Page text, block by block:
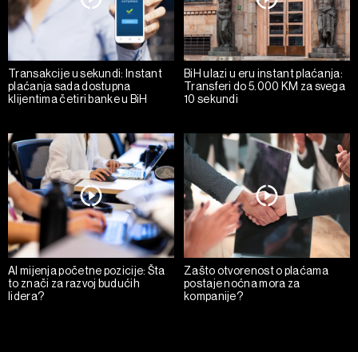
Transakcije u sekundi: Instant
plaćanja sada dostupna
klijentima četiri banke u BiH
BiH ulazi u eru instant plaćanja:
Transferi do 5.000 KM za svega
10 sekundi
AI mijenja početne pozicije: Šta
to znači za razvoj budućih
lidera?
Zašto otvorenost o plaćama
postaje noćna mora za
kompanije?